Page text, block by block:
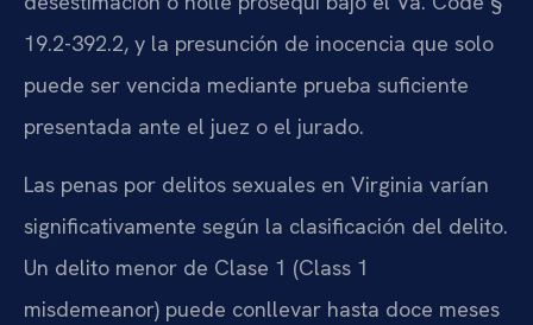
19.2-392.2, y la presunción de inocencia que solo
puede ser vencida mediante prueba suficiente
presentada ante el juez o el jurado.
Las penas por delitos sexuales en Virginia varían
significativamente según la clasificación del delito.
Un delito menor de Clase 1 (Class 1
misdemeanor) puede conllevar hasta doce meses